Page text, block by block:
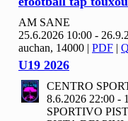
AM SANE
25.6.2026 10:00 -
auchan, 14000 | PDF |
U19 2026
CENTRO
8.6.2026 22:00 -
SPORTIVO